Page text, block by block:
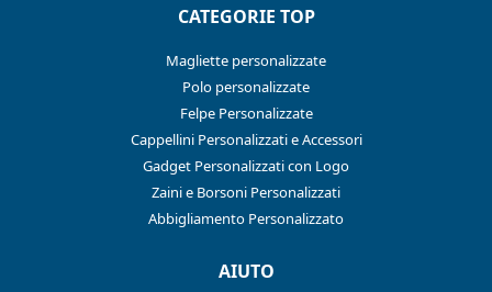
CATEGORIE TOP
Magliette personalizzate
Polo personalizzate
Felpe Personalizzate
Cappellini Personalizzati e Accessori
Gadget Personalizzati con Logo
Zaini e Borsoni Personalizzati
Abbigliamento Personalizzato
AIUTO